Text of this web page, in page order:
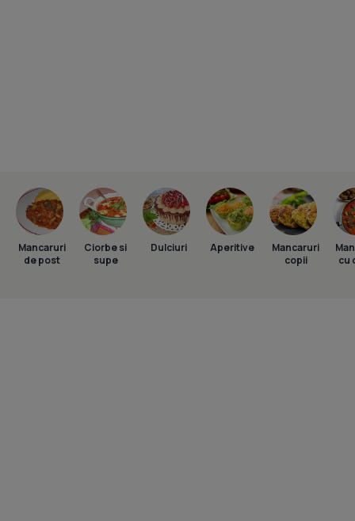
Mancaruri
de post
Ciorbe si
supe
Dulciuri Aperitive
Mancaruri
copii
cu